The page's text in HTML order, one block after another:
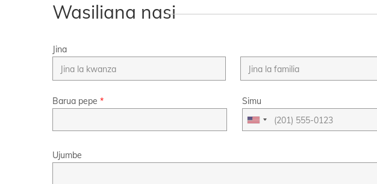
Wasiliana nasi
Jina
Barua pepe * Simu
Ujumbe